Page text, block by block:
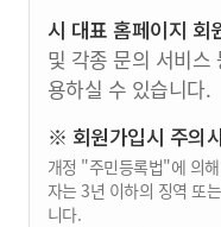
시 대표 홈페이지 회
및 각종 문의 서비스
용하실 수 있습니다.
※ 회원가입시 주의
개정 "주민등록법"에 의
자는 3년 이하의 징역 또
니다.